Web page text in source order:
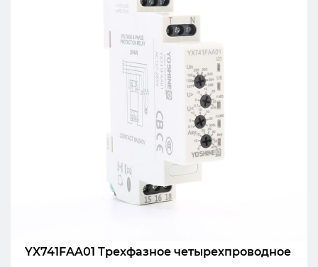
YX741FAA01 Трехфазное четырехпроводное